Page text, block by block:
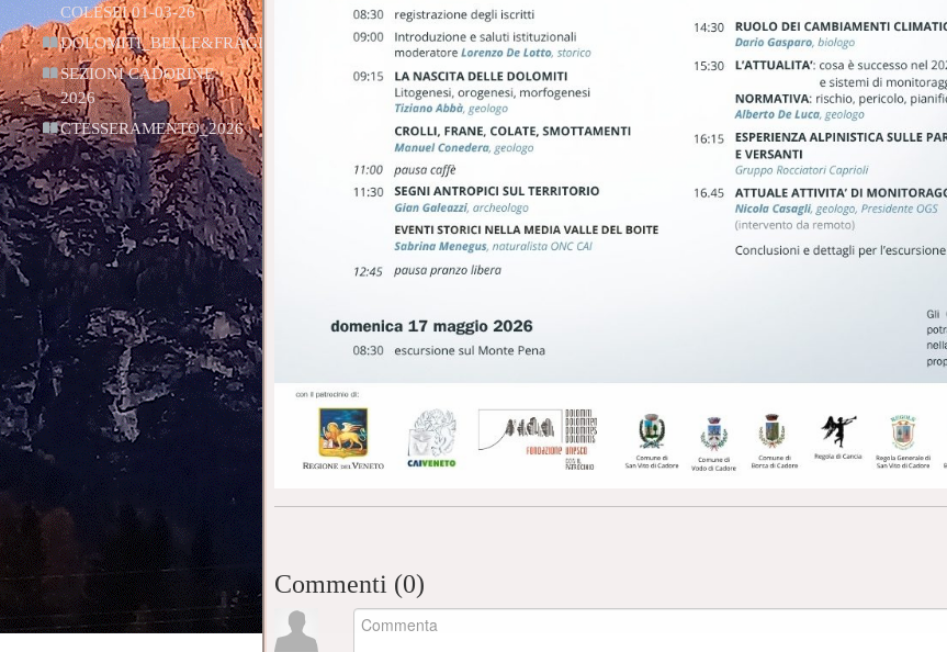
COLESEI 01-03-26
DOLOMITI_BELLE&FRAGILI
SEZIONI CADORINE
2026
CTESSERAMENTO_2026
Commenti (0)